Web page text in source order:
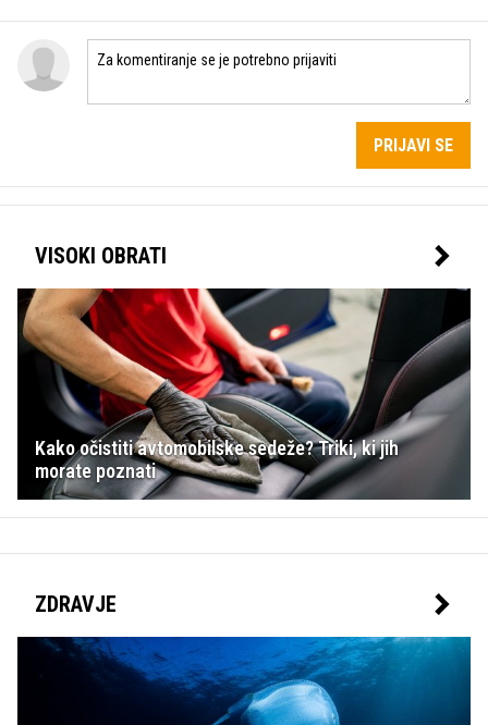
PRIJAVI SE
VISOKI OBRATI
Kako očistiti avtomobilske sedeže? Triki, ki jih
morate poznati
ZDRAVJE